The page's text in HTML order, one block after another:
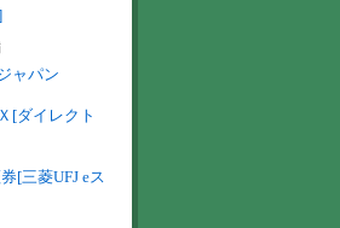
ャパン
[ダイレクト
[三菱UFJ eス